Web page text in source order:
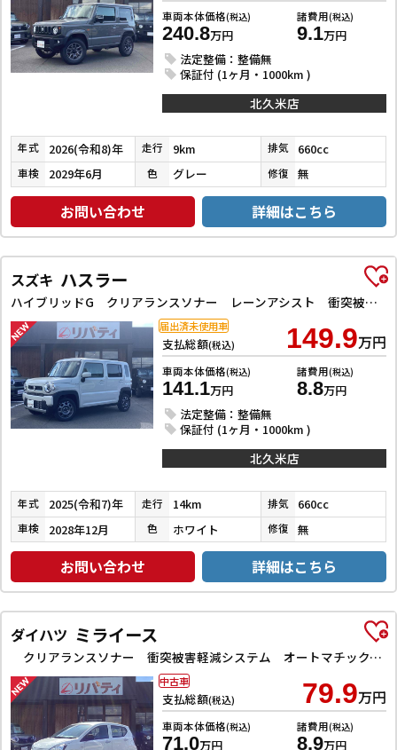
車両本体価格(税込)
240.8万円
諸費用(税込)
9.1万円
法定整備：整備無
保証付 (1ヶ月・1000km )
北久米店
年式 2026(令和8)年 走行 9km 排気 660cc
車検 2029年6月 色 グレー 修復 無
お問い合わせ 詳細はこちら
スズキ ハスラー
ハイブリッドG クリアランスソナー レーンアシスト 衝突被害軽減システム オートライト スマートキー アイドリングストップ 電動格納ミラー シートヒーター CVT ESC エアコン パワーウィンドウ
支払総額(税込) 149.9万円
車両本体価格(税込)
141.1万円
諸費用(税込)
8.8万円
法定整備：整備無
保証付 (1ヶ月・1000km )
届出済未使用車
北久米店
年式 2025(令和7)年 走行 14km 排気 660cc
車検 2028年12月 色 ホワイト 修復 無
お問い合わせ 詳細はこちら
ダイハツ ミライース
クリアランスソナー 衝突被害軽減システム オートマチックハイビーム オートライト アイドリングストップ CVT ESC CD ミュージックプレイヤー接続可 エアコン パワーステアリング
支払総額(税込) 79.9万円
車両本体価格(税込)
71.0万円
諸費用(税込)
8.9万円
中古車